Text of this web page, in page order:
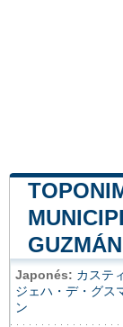
GUZMÁN
Japonés: カスティ
ジェハ・デ・グス
ン